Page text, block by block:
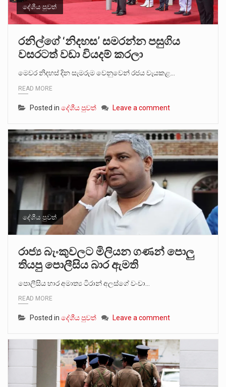
දේශීය පුවත්
රනිල්ගේ ‘නිදහස’ සමරන්න පසුගිය
වසරටත් වඩා වියදම් කරලා
මෙවර නිදහස් දින සැමරුම වෙනුවෙන් රජය වැයකළ…
READ MORE
Posted in දේශීය පුවත් Leave a comment
දේශීය පුවත්
රාජ්‍ය බැංකුවලට මිලියන ගණන් පොලු
තියපු පොලීසිය බාර ඇමති
පොලීසිය භාර අමාත්‍ය ටිරාන් අලස්ගේ වංචා…
READ MORE
Posted in දේශීය පුවත් Leave a comment